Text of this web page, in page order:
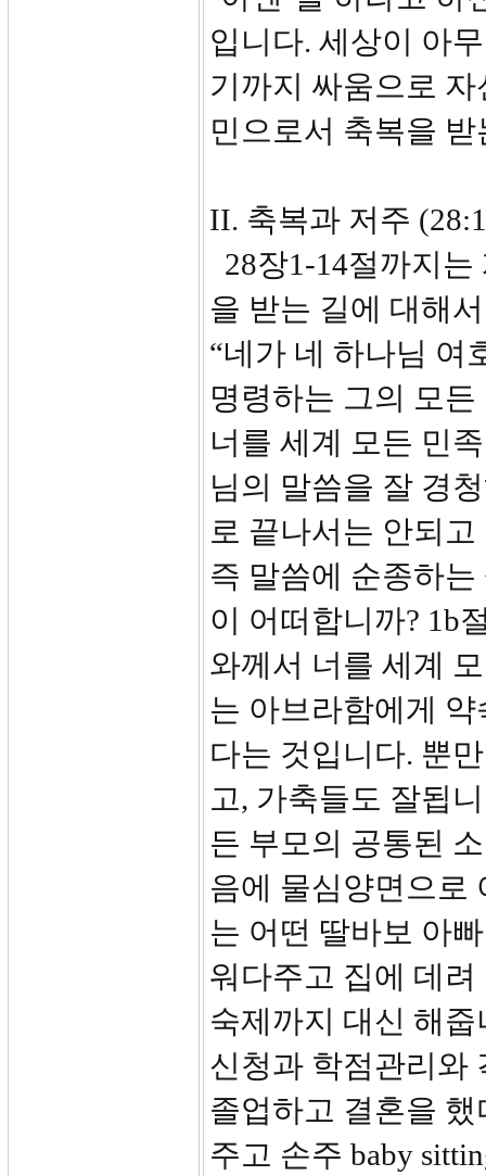
입니다. 세상이 아
기까지 싸움으로
민으로서 축복을
II. 축복과 저주
28장1-14절까지
을 받는 길에 대해
“네가 네 하나님 여
명령하는 그의 모
너를 세계 모든 민
님의 말씀을 잘 경
로 끝나서는 안되
즉 말씀에 순종하
이 어떠합니까? 1b
와께서 너를 세계
는 아브라함에게
다는 것입니다. 뿐
고, 가축들도 잘됩
든 부모의 공통된
음에 물심양면으로
는 어떤 딸바보 아
워다주고 집에 데
숙제까지 대신 해
신청과 학점관리와
졸업하고 결혼을
주고 손주 baby